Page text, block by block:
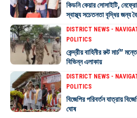
কিডনি কেয়ার সোসাইটি,
স্বাস্থ্য সচেতনতা বৃদ্ধির জন্য
DISTRICT NEWS -
POLITICS
কেন্দ্রীয় বাহিনীর রুট মার্চ”
বিভিন্ন এলাকায়
DISTRICT NEWS -
POLITICS
বিজেপির পরিবর্তন যাত্রায়
ঘোষ